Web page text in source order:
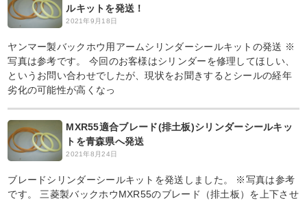
ルキットを発送！
2021年9月18日
ヤンマー製バックホウ用アームシリンダーシールキットの発送 ※
写真は参考です。 今回のお客様はシリンダーを修理してほしい、
というお問い合わせでしたが、現状をお聞きするとシールの経年
劣化の可能性が高くなっ
MXR55適合ブレード(排土板)シリンダーシールキッ
トを青森県へ発送
2021年8月24日
ブレードシリンダーシールキットを発送しました。 ※写真は参考
です。 三菱製バックホウMXR55のブレード（排土板）を上下させ